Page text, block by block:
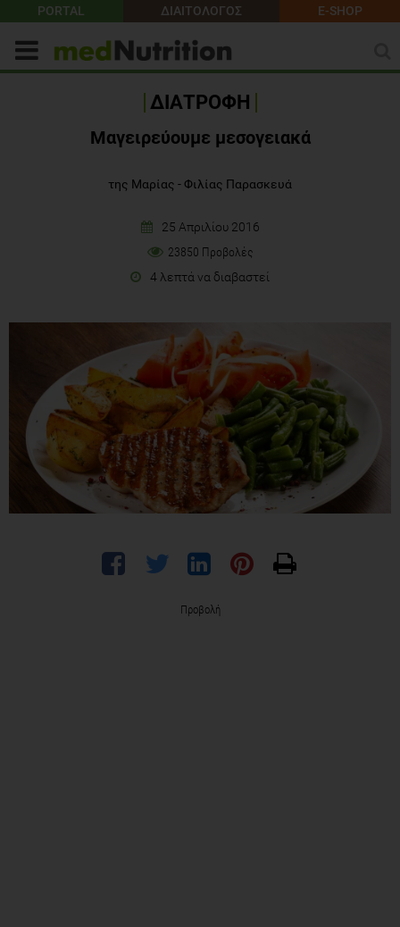
PORTAL ΔΙΑΙΤΟΛΟΓΟΣ E-SHOP
ΔΙΑΤΡΟΦΗ
Μαγειρεύουμε μεσογειακά
της Μαρίας - Φιλίας Παρασκευά
25 Απριλίου 2016
23850 Προβολές
4 λεπτά να διαβαστεί
Προβολή